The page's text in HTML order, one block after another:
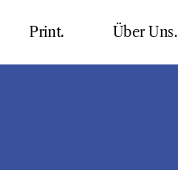
Print. Über Uns.